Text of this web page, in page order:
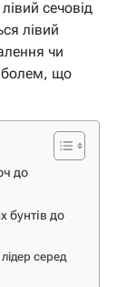
сечовід
лівий
чи
болем, що
до
бунтів до
серед